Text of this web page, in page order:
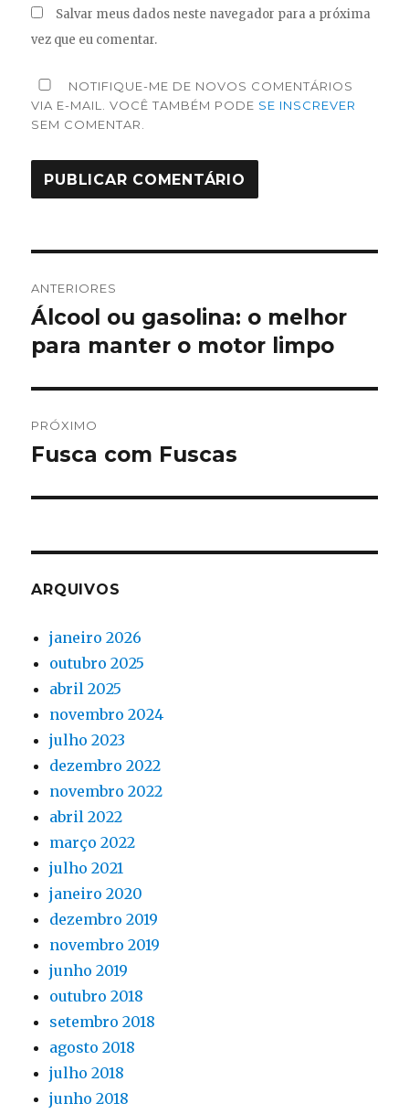
Salvar meus dados neste navegador para a próxima
vez que eu comentar.
NOTIFIQUE-ME DE NOVOS COMENTÁRIOS
VIA E-MAIL. VOCÊ TAMBÉM PODE SE INSCREVER
SEM COMENTAR.
de
Post
ANTERIORES
Post
anterior:
Álcool ou gasolina: o melhor
para manter o motor limpo
PRÓXIMO
Próximo
Fusca com Fuscas
ARQUIVOS
janeiro 2026
outubro 2025
abril 2025
novembro 2024
julho 2023
dezembro 2022
novembro 2022
abril 2022
março 2022
julho 2021
janeiro 2020
dezembro 2019
novembro 2019
junho 2019
outubro 2018
setembro 2018
agosto 2018
julho 2018
junho 2018